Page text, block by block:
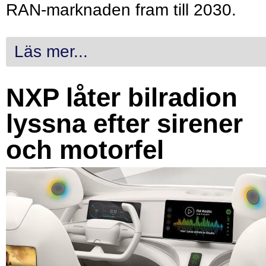
RAN-marknaden fram till 2030.
Läs mer...
NXP låter bilradion
lyssna efter sirener
och motorfel